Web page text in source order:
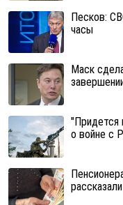
Песков:
часы
Маск
"Придется
о войне с